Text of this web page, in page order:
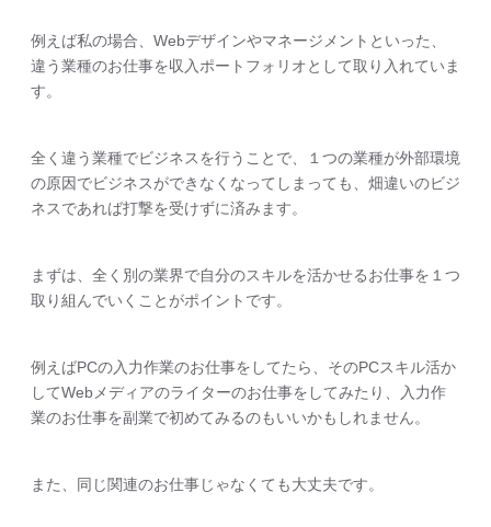
例えば私の場合、Webデザインやマネージメントといった、
違う業種のお仕事を収入ポートフォリオとして取り入れていま
す。
全く違う業種でビジネスを行うことで、１つの業種が外部環境
の原因でビジネスができなくなってしまっても、畑違いのビジ
ネスであれば打撃を受けずに済みます。
まずは、全く別の業界で自分のスキルを活かせるお仕事を１つ
取り組んでいくことがポイントです。
例えばPCの入力作業のお仕事をしてたら、そのPCスキル活か
してWebメディアのライターのお仕事をしてみたり、入力作
業のお仕事を副業で初めてみるのもいいかもしれません。
また、同じ関連のお仕事じゃなくても大丈夫です。